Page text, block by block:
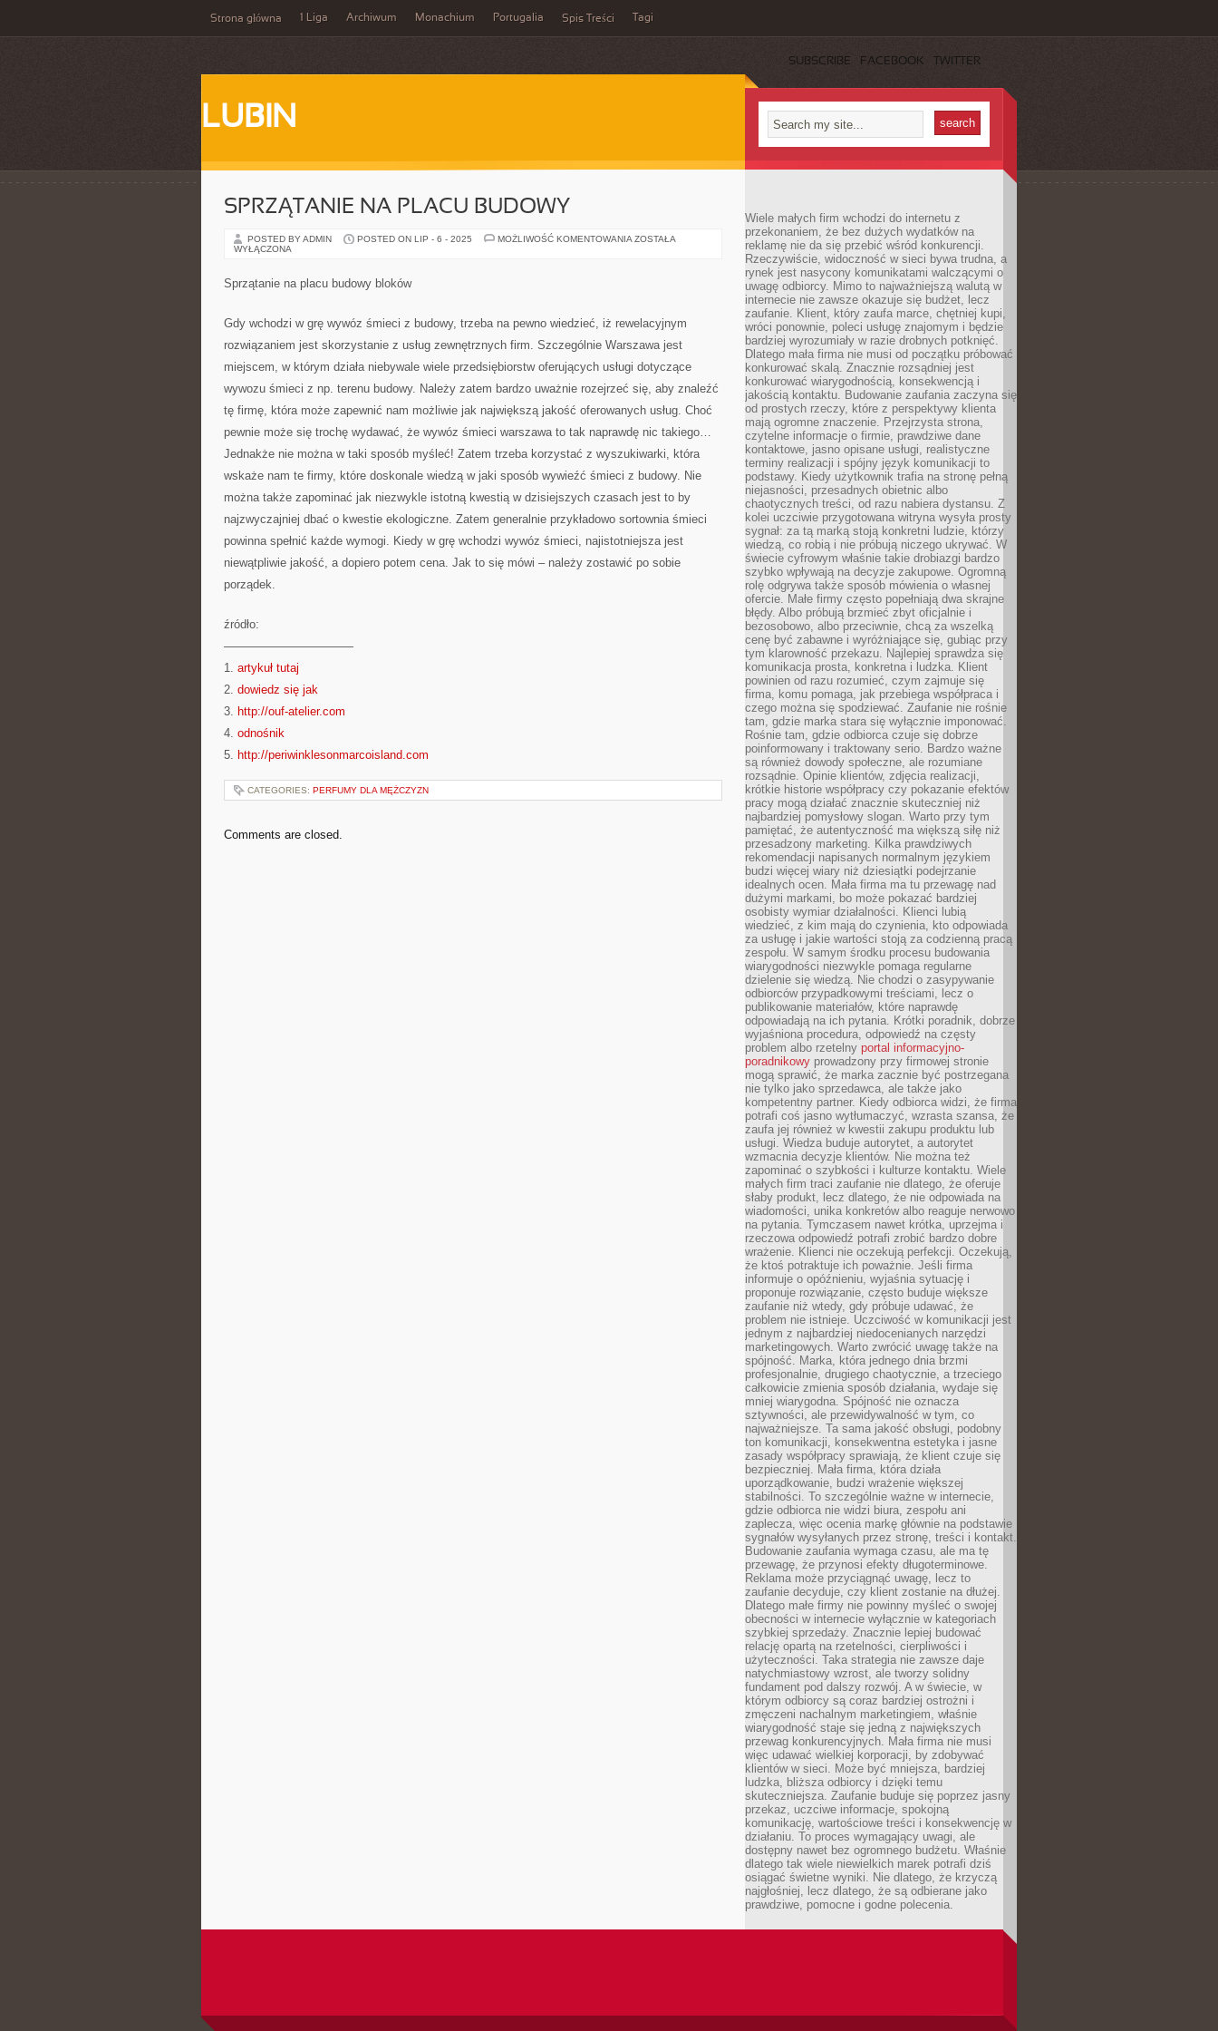
Strona główna 1 Liga Archiwum Monachium Portugalia Spis Treści Tagi
SUBSCRIBE FACEBOOK TWITTER
LUBIN
SPRZĄTANIE NA PLACU BUDOWY
POSTED BY ADMIN POSTED ON LIP - 6 - 2025 MOŻLIWOŚĆ KOMENTOWANIA SPRZĄTANIE
ZOSTAŁA
WYŁĄCZONA
Sprzątanie na placu budowy bloków
Gdy wchodzi w grę wywóz śmieci z budowy, trzeba na pewno wiedzieć, iż rewelacyjnym
rozwiązaniem jest skorzystanie z usług zewnętrznych firm. Szczególnie Warszawa jest
miejscem, w którym działa niebywale wiele przedsiębiorstw oferujących usługi dotyczące
wywozu śmieci z np. terenu budowy. Należy zatem bardzo uważnie rozejrzeć się, aby znaleźć
tę firmę, która może zapewnić nam możliwie jak największą jakość oferowanych usług. Choć
pewnie może się trochę wydawać, że wywóz śmieci warszawa to tak naprawdę nic takiego…
Jednakże nie można w taki sposób myśleć! Zatem trzeba korzystać z wyszukiwarki, która
wskaże nam te firmy, które doskonale wiedzą w jaki sposób wywieźć śmieci z budowy. Nie
można także zapominać jak niezwykle istotną kwestią w dzisiejszych czasach jest to by
najzwyczajniej dbać o kwestie ekologiczne. Zatem generalnie przykładowo sortownia śmieci
powinna spełnić każde wymogi. Kiedy w grę wchodzi wywóz śmieci, najistotniejsza jest
niewątpliwie jakość, a dopiero potem cena. Jak to się mówi – należy zostawić po sobie
porządek.
źródło:
———————————
1. artykuł tutaj
2. dowiedz się jak
3. http://ouf-atelier.com
4. odnośnik
5. http://periwinklesonmarcoisland.com
CATEGORIES: PERFUMY DLA MĘŻCZYZN
Comments are closed.
Wiele małych firm wchodzi do internetu z
przekonaniem, że bez dużych wydatków na
reklamę nie da się przebić wśród konkurencji.
Rzeczywiście, widoczność w sieci bywa trudna, a
rynek jest nasycony komunikatami walczącymi o
uwagę odbiorcy. Mimo to najważniejszą walutą w
internecie nie zawsze okazuje się budżet, lecz
zaufanie. Klient, który zaufa marce, chętniej kupi,
wróci ponownie, poleci usługę znajomym i będzie
bardziej wyrozumiały w razie drobnych potknięć.
Dlatego mała firma nie musi od początku próbować
konkurować skalą. Znacznie rozsądniej jest
konkurować wiarygodnością, konsekwencją i
jakością kontaktu. Budowanie zaufania zaczyna się
od prostych rzeczy, które z perspektywy klienta
mają ogromne znaczenie. Przejrzysta strona,
czytelne informacje o firmie, prawdziwe dane
kontaktowe, jasno opisane usługi, realistyczne
terminy realizacji i spójny język komunikacji to
podstawy. Kiedy użytkownik trafia na stronę pełną
niejasności, przesadnych obietnic albo
chaotycznych treści, od razu nabiera dystansu. Z
kolei uczciwie przygotowana witryna wysyła prosty
sygnał: za tą marką stoją konkretni ludzie, którzy
wiedzą, co robią i nie próbują niczego ukrywać. W
świecie cyfrowym właśnie takie drobiazgi bardzo
szybko wpływają na decyzje zakupowe. Ogromną
rolę odgrywa także sposób mówienia o własnej
ofercie. Małe firmy często popełniają dwa skrajne
błędy. Albo próbują brzmieć zbyt oficjalnie i
bezosobowo, albo przeciwnie, chcą za wszelką
cenę być zabawne i wyróżniające się, gubiąc przy
tym klarowność przekazu. Najlepiej sprawdza się
komunikacja prosta, konkretna i ludzka. Klient
powinien od razu rozumieć, czym zajmuje się
firma, komu pomaga, jak przebiega współpraca i
czego można się spodziewać. Zaufanie nie rośnie
tam, gdzie marka stara się wyłącznie imponować.
Rośnie tam, gdzie odbiorca czuje się dobrze
poinformowany i traktowany serio. Bardzo ważne
są również dowody społeczne, ale rozumiane
rozsądnie. Opinie klientów, zdjęcia realizacji,
krótkie historie współpracy czy pokazanie efektów
pracy mogą działać znacznie skuteczniej niż
najbardziej pomysłowy slogan. Warto przy tym
pamiętać, że autentyczność ma większą siłę niż
przesadzony marketing. Kilka prawdziwych
rekomendacji napisanych normalnym językiem
budzi więcej wiary niż dziesiątki podejrzanie
idealnych ocen. Mała firma ma tu przewagę nad
dużymi markami, bo może pokazać bardziej
osobisty wymiar działalności. Klienci lubią
wiedzieć, z kim mają do czynienia, kto odpowiada
za usługę i jakie wartości stoją za codzienną pracą
zespołu. W samym środku procesu budowania
wiarygodności niezwykle pomaga regularne
dzielenie się wiedzą. Nie chodzi o zasypywanie
odbiorców przypadkowymi treściami, lecz o
publikowanie materiałów, które naprawdę
odpowiadają na ich pytania. Krótki poradnik, dobrze
wyjaśniona procedura, odpowiedź na częsty
problem albo rzetelny portal informacyjno-
poradnikowy prowadzony przy firmowej stronie
mogą sprawić, że marka zacznie być postrzegana
nie tylko jako sprzedawca, ale także jako
kompetentny partner. Kiedy odbiorca widzi, że firma
potrafi coś jasno wytłumaczyć, wzrasta szansa, że
zaufa jej również w kwestii zakupu produktu lub
usługi. Wiedza buduje autorytet, a autorytet
wzmacnia decyzje klientów. Nie można też
zapominać o szybkości i kulturze kontaktu. Wiele
małych firm traci zaufanie nie dlatego, że oferuje
słaby produkt, lecz dlatego, że nie odpowiada na
wiadomości, unika konkretów albo reaguje nerwowo
na pytania. Tymczasem nawet krótka, uprzejma i
rzeczowa odpowiedź potrafi zrobić bardzo dobre
wrażenie. Klienci nie oczekują perfekcji. Oczekują,
że ktoś potraktuje ich poważnie. Jeśli firma
informuje o opóźnieniu, wyjaśnia sytuację i
proponuje rozwiązanie, często buduje większe
zaufanie niż wtedy, gdy próbuje udawać, że
problem nie istnieje. Uczciwość w komunikacji jest
jednym z najbardziej niedocenianych narzędzi
marketingowych. Warto zwrócić uwagę także na
spójność. Marka, która jednego dnia brzmi
profesjonalnie, drugiego chaotycznie, a trzeciego
całkowicie zmienia sposób działania, wydaje się
mniej wiarygodna. Spójność nie oznacza
sztywności, ale przewidywalność w tym, co
najważniejsze. Ta sama jakość obsługi, podobny
ton komunikacji, konsekwentna estetyka i jasne
zasady współpracy sprawiają, że klient czuje się
bezpieczniej. Mała firma, która działa
uporządkowanie, budzi wrażenie większej
stabilności. To szczególnie ważne w internecie,
gdzie odbiorca nie widzi biura, zespołu ani
zaplecza, więc ocenia markę głównie na podstawie
sygnałów wysyłanych przez stronę, treści i kontakt.
Budowanie zaufania wymaga czasu, ale ma tę
przewagę, że przynosi efekty długoterminowe.
Reklama może przyciągnąć uwagę, lecz to
zaufanie decyduje, czy klient zostanie na dłużej.
Dlatego małe firmy nie powinny myśleć o swojej
obecności w internecie wyłącznie w kategoriach
szybkiej sprzedaży. Znacznie lepiej budować
relację opartą na rzetelności, cierpliwości i
użyteczności. Taka strategia nie zawsze daje
natychmiastowy wzrost, ale tworzy solidny
fundament pod dalszy rozwój. A w świecie, w
którym odbiorcy są coraz bardziej ostrożni i
zmęczeni nachalnym marketingiem, właśnie
wiarygodność staje się jedną z największych
przewag konkurencyjnych. Mała firma nie musi
więc udawać wielkiej korporacji, by zdobywać
klientów w sieci. Może być mniejsza, bardziej
ludzka, bliższa odbiorcy i dzięki temu
skuteczniejsza. Zaufanie buduje się poprzez jasny
przekaz, uczciwe informacje, spokojną
komunikację, wartościowe treści i konsekwencję w
działaniu. To proces wymagający uwagi, ale
dostępny nawet bez ogromnego budżetu. Właśnie
dlatego tak wiele niewielkich marek potrafi dziś
osiągać świetne wyniki. Nie dlatego, że krzyczą
najgłośniej, lecz dlatego, że są odbierane jako
prawdziwe, pomocne i godne polecenia.